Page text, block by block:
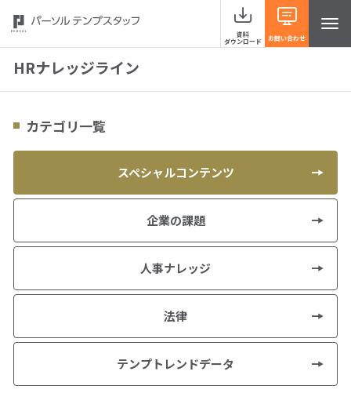
資料
ダウンロード お問い合わせ
サービスラインナップ
お役立ち情報 HRナレッジライン
イベント・セミナー
HRナレッジライン
カテゴリ一覧
スペシャルコンテンツ
企業の課題
人事ナレッジ
法律
テンプトレンドデータ